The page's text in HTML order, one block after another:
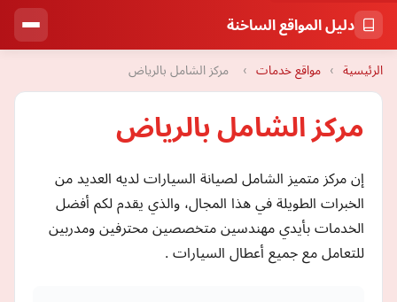
دليل المواقع الساخنة
الرئيسية › مواقع خدمات › مركز الشامل بالرياض
مركز الشامل بالرياض
إن مركز متميز الشامل لصيانة السيارات لديه العديد من
الخبرات الطويلة في هذا المجال، والذي يقدم لكم أفضل
الخدمات بأيدي مهندسين متخصصين محترفين ومدربين
للتعامل مع جميع أعطال السيارات .